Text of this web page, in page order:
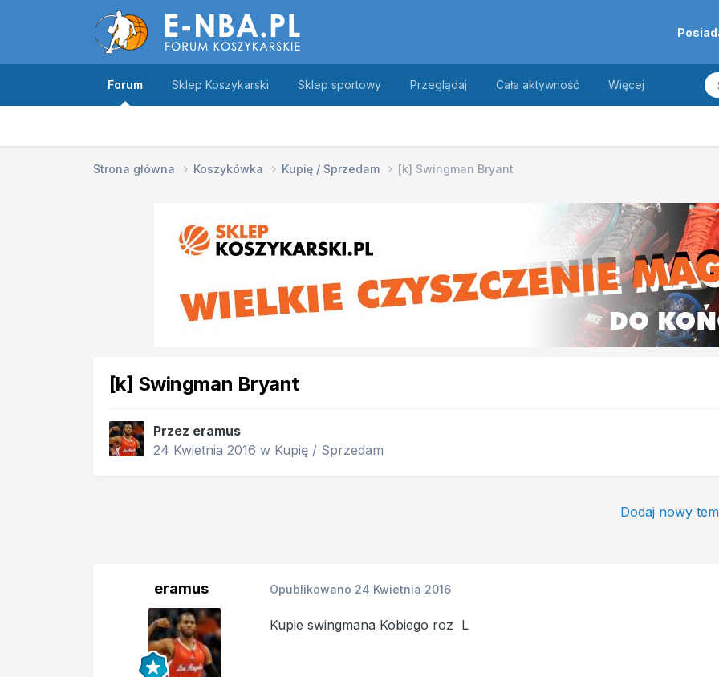
Forum Sklep Koszykarski Sklep sportowy Przeglądaj Cała aktywność Więcej
Strona główna Koszykówka Kupię / Sprzedam [k] Swingman Bryant
[k] Swingman Bryant
Przez eramus
24 Kwietnia 2016 w Kupię / Sprzedam
Dodaj nowy
eramus Opublikowano 24 Kwietnia 2016
Kupie swingmana Kobiego roz L